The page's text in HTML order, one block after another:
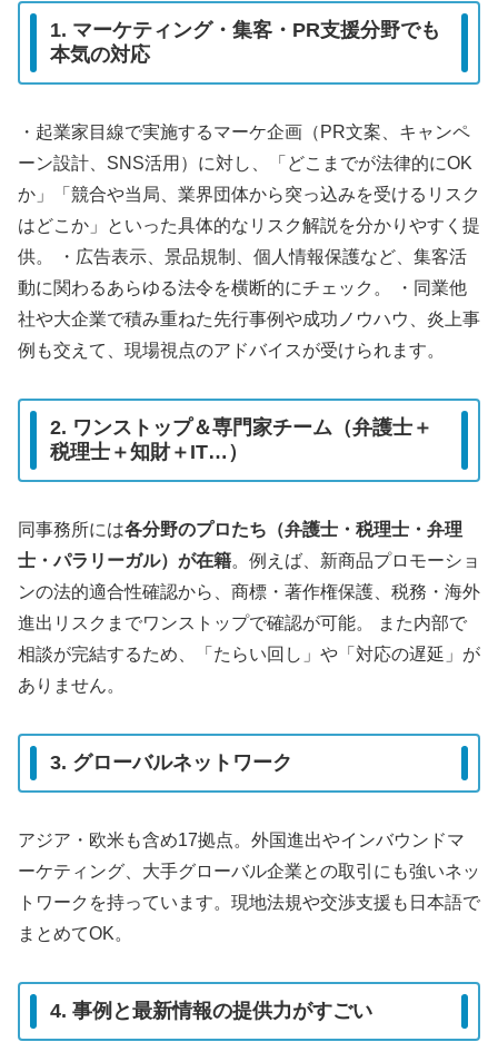
1. マーケティング・集客・PR支援分野でも
本気の対応
・起業家目線で実施するマーケ企画（PR文案、キャンペ
ーン設計、SNS活用）に対し、「どこまでが法律的にOK
か」「競合や当局、業界団体から突っ込みを受けるリスク
はどこか」といった具体的なリスク解説を分かりやすく提
供。 ・広告表示、景品規制、個人情報保護など、集客活
動に関わるあらゆる法令を横断的にチェック。 ・同業他
社や大企業で積み重ねた先行事例や成功ノウハウ、炎上事
例も交えて、現場視点のアドバイスが受けられます。
2. ワンストップ＆専門家チーム（弁護士＋
税理士＋知財＋IT…）
同事務所には各分野のプロたち（弁護士・税理士・弁理
士・パラリーガル）が在籍。例えば、新商品プロモーショ
ンの法的適合性確認から、商標・著作権保護、税務・海外
進出リスクまでワンストップで確認が可能。 また内部で
相談が完結するため、「たらい回し」や「対応の遅延」が
ありません。
3. グローバルネットワーク
アジア・欧米も含め17拠点。外国進出やインバウンドマ
ーケティング、大手グローバル企業との取引にも強いネッ
トワークを持っています。現地法規や交渉支援も日本語で
まとめてOK。
4. 事例と最新情報の提供力がすごい